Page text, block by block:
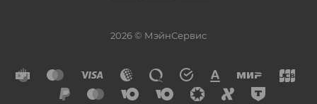
2026 © МэйнСервис